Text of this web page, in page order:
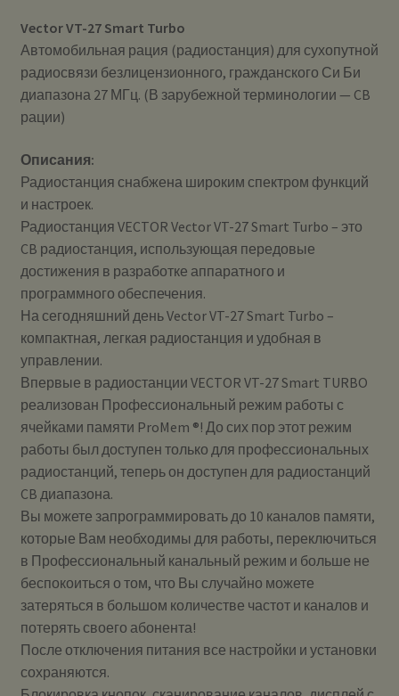
Vector VT-27 Smart Turbo
Автомобильная рация (радиостанция) для сухопутной
радиосвязи безлицензионного, гражданского Си Би
диапазона 27 МГц. (В зарубежной терминологии — CB
рации)
Описания:
Радиостанция снабжена широким спектром функций
и настроек.
Радиостанция VECTOR Vector VT-27 Smart Turbo – это
CB радиостанция, использующая передовые
достижения в разработке аппаратного и
программного обеспечения.
На сегодняшний день Vector VT-27 Smart Turbo –
компактная, легкая радиостанция и удобная в
управлении.
Впервые в радиостанции VECTOR VT-27 Smart TURBO
реализован Профессиональный режим работы с
ячейками памяти ProMem ®! До сих пор этот режим
работы был доступен только для профессиональных
радиостанций, теперь он доступен для радиостанций
CB диапазона.
Вы можете запрограммировать до 10 каналов памяти,
которые Вам необходимы для работы, переключиться
в Профессиональный канальный режим и больше не
беспокоиться о том, что Вы случайно можете
затеряться в большом количестве частот и каналов и
потерять своего абонента!
После отключения питания все настройки и установки
сохраняются.